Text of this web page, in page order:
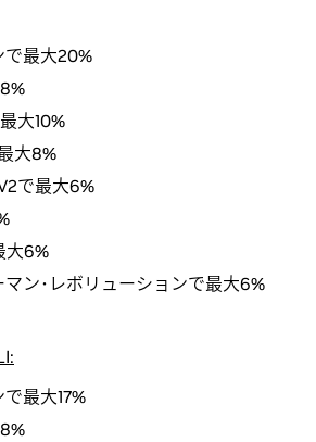
で最大20%
大10%
大8%
で最大6%
大6%
ン･レボリューションで最大6%
最大17%